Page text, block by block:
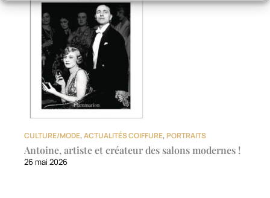
CULTURE/MODE,ACTUALITÉS COIFFURE, PORTRAITS
Antoine, artiste et créateur des salons modernes !
26 mai 2026